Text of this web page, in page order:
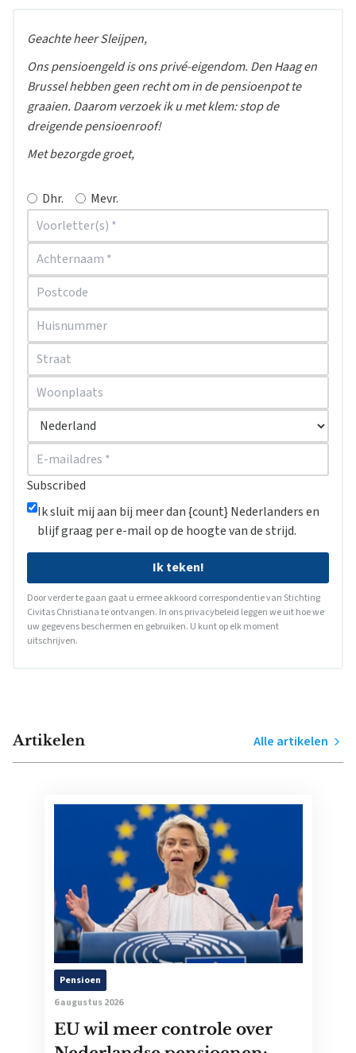
Geachte heer Sleijpen,
Ons pensioengeld is ons privé-eigendom. Den Haag en
Brussel hebben geen recht om in de pensioenpot te
graaien. Daarom verzoek ik u met klem: stop de
dreigende pensioenroof!
Met bezorgde groet,
Dhr. Mevr.
Subscribed
Ik sluit mij aan bij meer dan {count} Nederlanders en
blijf graag per e-mail op de hoogte van de strijd.
Ik teken!
Door verder te gaan gaat u ermee akkoord correspondentie van Stichting
Civitas Christiana te ontvangen. In onsprivacybeleid leggen we uit hoe we
uw gegevens beschermen en gebruiken. U kunt op elk moment
uitschrijven.
Artikelen Alle artikelen
Pensioen
6 augustus 2026
EU wil meer controle over